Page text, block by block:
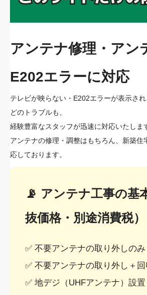
アンテナ修理・アン
E202エラーに対応
テレビが映らない・E202エラーが表示さ
どのトラブルも、
経験豊富なスタッフが迅速に対応いたしま
アンテナの修理・調整はもちろん、新築住
応しております。
📡 アンテナ工事の基
抜価格・別途消費税）
✅ 不要アンテナの取り外しのみ
✅ 不要アンテナの取り外し＋回
✅ 地デジ（UHFアンテナ）設置